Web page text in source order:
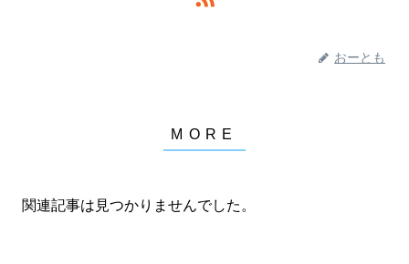
おーとも
関連記事は見つかりませんでした。